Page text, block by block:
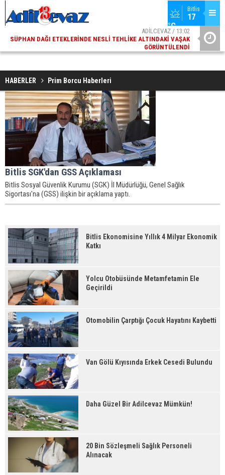
Bitlis
17
°C
ADİLCEVAZ / 13:02
SÜPHAN DAĞI ETEKLERINDE NESLI TEHLIKE ALTINDAKI VAŞAK
GÖRÜNTÜLENDI
HABERLER Prim Borcu Haberleri
Bitlis SGK'dan GSS Açıklaması
Bitlis Sosyal Güvenlik Kurumu (SGK) İl Müdürlüğü, Genel Sağlık
Sigortası'na (GSS) ilişkin bir açıklama yaptı.
Bitlis Ekonomisine Yıllık 4 Milyar Ekonomik
Katkı
Yolcu Otobüsünde Metamfetamin Ele
Geçirildi
Otomobilin Çarptığı Çocuk Hayatını Kaybetti
Van Gölü Kıyısında Erkek Cesedi Bulundu
Daha Güzel Bir Adilcevaz Mümkün!
20 Bin Sözleşmeli Sağlık Personeli
Alınacak